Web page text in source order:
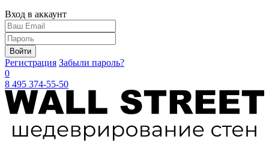
Вход в аккаунт
Войти
Регистрация Забыли пароль?
0
8 495 374-55-50